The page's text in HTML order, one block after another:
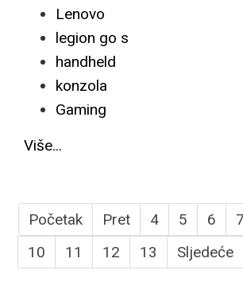
Lenovo
legion go s
handheld
konzola
Gaming
Više...
Početak Pret 4 5 6 7
10
11 12 13 Sljedeće